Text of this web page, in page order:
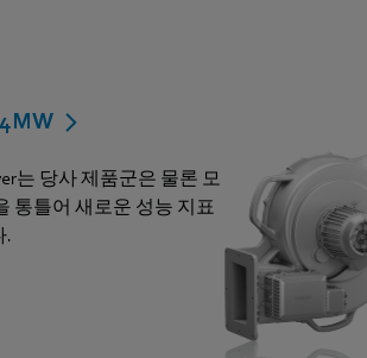
는 당사 제품군은 물론 모
통틀어 새로운 성능 지표
.